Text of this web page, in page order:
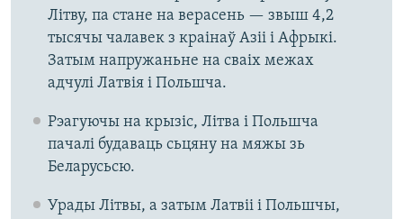
Літву, па стане на верасень — звыш 4,2
тысячы чалавек з краінаў Азіі і Афрыкі.
Затым напружаньне на сваіх межах
адчулі Латвія і Польшча.
Рэагуючы на крызіс, Літва і Польшча
пачалі будаваць сьцяну на мяжы зь
Беларусьсю.
Урады Літвы, а затым Латвіі і Польшчы,